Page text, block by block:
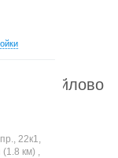
Измайлово
22к1,
(1.8 км) ,